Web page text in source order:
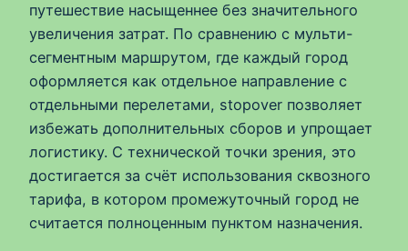
путешествие насыщеннее без значительного
увеличения затрат. По сравнению с мульти-
сегментным маршрутом, где каждый город
оформляется как отдельное направление с
отдельными перелетами, stopover позволяет
избежать дополнительных сборов и упрощает
логистику. С технической точки зрения, это
достигается за счёт использования сквозного
тарифа, в котором промежуточный город не
считается полноценным пунктом назначения.